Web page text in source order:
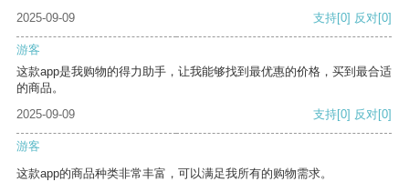
2025-09-09
支持[0] 反对[0]
游客
这款app是我购物的得力助手，让我能够找到最优惠的价格，买到最合适
的商品。
2025-09-09
支持[0] 反对[0]
游客
这款app的商品种类非常丰富，可以满足我所有的购物需求。